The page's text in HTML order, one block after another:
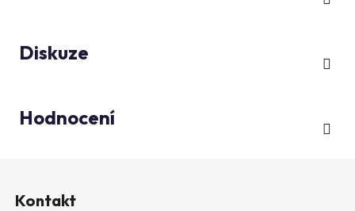
Diskuze
Hodnocení
Kontakt